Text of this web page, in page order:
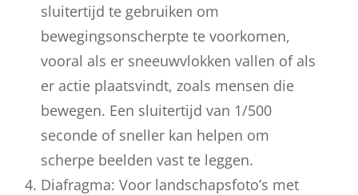
sluitertijd te gebruiken om
bewegingsonscherpte te voorkomen,
vooral als er sneeuwvlokken vallen of als
er actie plaatsvindt, zoals mensen die
bewegen. Een sluitertijd van 1/500
seconde of sneller kan helpen om
scherpe beelden vast te leggen.
Diafragma: Voor landschapsfoto’s met